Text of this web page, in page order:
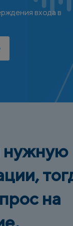
входа в
нужную
на